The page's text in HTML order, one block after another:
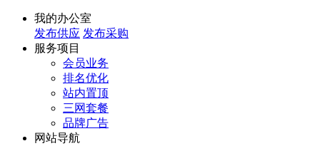
我的办公室
发布供应 发布采购
服务项目
会员业务
排名优化
站内置顶
三网套餐
品牌广告
网站导航